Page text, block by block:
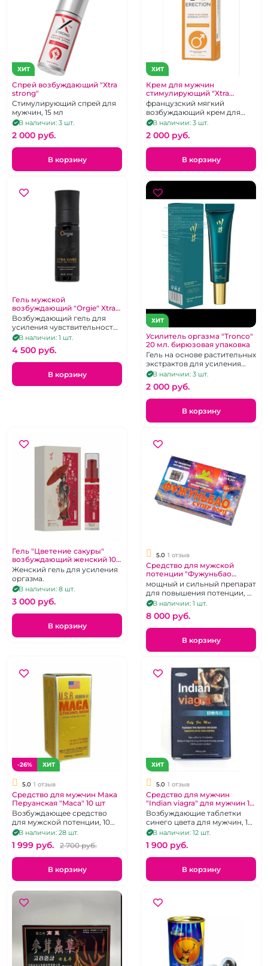
ХИТ
Спрей возбуждающий "Xtra
strong"
Стимулирующий спрей для
мужчин, 15 мл
В наличии: 3 шт.
2 000 pуб.
В корзину
ХИТ
Крем для мужчин
стимулирующий "Xtra
Erection" 40 мл
французский мягкий
возбуждающий крем для
мужчин.
В наличии: 3 шт.
2 000 pуб.
В корзину
Гель мужской
возбуждающий "Orgie" Xtra
hard
Возбуждающий гель для
усиления чувствительности
и эрекции, 50 мл
В наличии: 1 шт.
4 500 pуб.
В корзину
ХИТ
Усилитель оргазма "Tronco"
20 мл. бирюзовая упаковка
Гель на основе растительных
экстрактов для усиления
оргазма
В наличии: 3 шт.
2 000 pуб.
В корзину
Гель "Цветение сакуры"
возбуждающий женский 10
мл
Женский гель для усиления
оргазма.
В наличии: 8 шт.
3 000 pуб.
В корзину
5.0 1 отзыв
Средство для мужской
потенции "Фужуньбао
Супер" упаковка 8 капсул
мощный и сильный препарат
для повышения потенции, 8
капсул
В наличии: 1 шт.
8 000 pуб.
В корзину
-26% ХИТ
5.0 1 отзыв
Средство для мужчин Мака
Перуанская "Maca" 10 шт
Возбуждающее средство
для мужской потенции, 10
шт.В наличии: 28 шт.
1 999 pуб. 2 700 pуб.
В корзину
ХИТ
5.0 1 отзыв
Средство для мужчин
"Indian viagra" для мужчин 10
шт
Возбуждающие таблетки
синего цвета для мужчин, 10
шт.В наличии: 12 шт.
1 900 pуб.
В корзину